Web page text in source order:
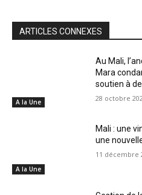
ARTICLES CONNEXES
A la Une
Au Mali,
Mara
soutien à
28 octobre
A la Une
Mali : une
une
11 décembre